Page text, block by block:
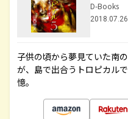
D-Books
子供の頃から夢見ていた南
が、島で出合うトロピカル
憶。